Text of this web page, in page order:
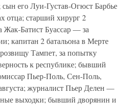
его Луи-Густав-Огюст Барбье
отца; старший хирург 2
Жак-Батист Буассар — за
капитан 2 батальона в Мерте
Тампет, за попытку
к республике; бывший
Пьер-Поль, Сен-Поль,
журналист Пьер Делен —
выходки; бывший дворянин и